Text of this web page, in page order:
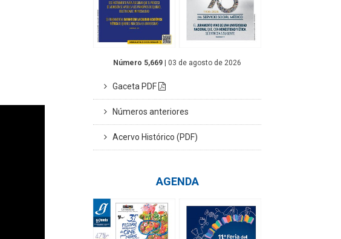
Número 5,669 | 03 de agosto de 2026
Gaceta PDF
Números anteriores
Acervo Histórico (PDF)
AGENDA